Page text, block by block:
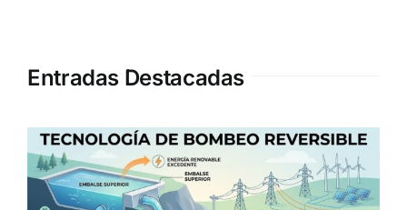
Entradas Destacadas